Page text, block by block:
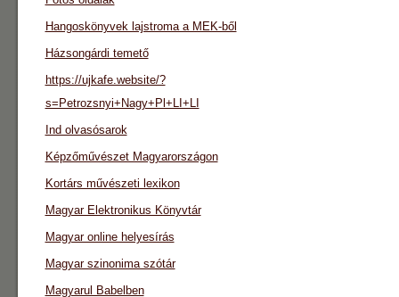
Hangoskönyvek lajstroma a MEK-ből
Házsongárdi temető
https://ujkafe.website/?
s=Petrozsnyi+Nagy+Pl+LI+LI
Ind olvasósarok
Képzőművészet Magyarországon
Kortárs művészeti lexikon
Magyar Elektronikus Könyvtár
Magyar online helyesírás
Magyar szinonima szótár
Magyarul Babelben